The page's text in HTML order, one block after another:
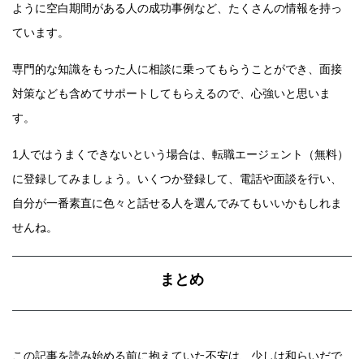
ように空白期間がある人の成功事例など、たくさんの情報を持っ
ています。
専門的な知識をもった人に相談に乗ってもらうことができ、面接
対策なども含めてサポートしてもらえるので、心強いと思いま
す。
1人ではうまくできないという場合は、転職エージェント（無料）
に登録してみましょう。いくつか登録して、電話や面談を行い、
自分が一番素直に色々と話せる人を選んでみてもいいかもしれま
せんね。
まとめ
この記事を読み始める前に抱えていた不安は、少しは和らいだで